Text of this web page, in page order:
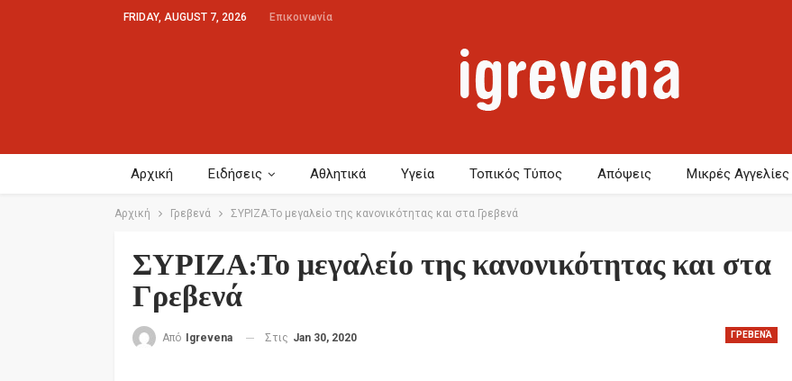
FRIDAY, AUGUST 7, 2026 Επικοινωνία
Αρχική Ειδήσεις Αθλητικά Υγεία Τοπικός Τύπος Απόψεις Μικρές Αγγελίες
Αρχική Γρεβενά ΣΥΡΙΖΑ:Το μεγαλείο της κανονικότητας και στα Γρεβενά
ΣΥΡΙΖΑ:Το μεγαλείο της κανονικότητας και στα
Γρεβενά
ΓΡΕΒΕΝΆ
Από Igrevena Στις Jan 30, 2020